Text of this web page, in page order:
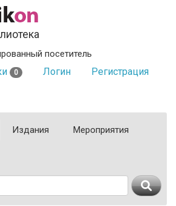
посетитель
0 Логин Регистрация
Издания Мероприятия